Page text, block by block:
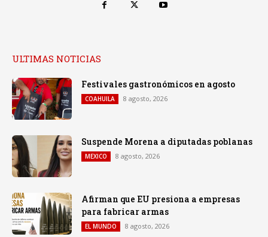
ULTIMAS NOTICIAS
Festivales gastronómicos en agosto
COAHUILA 8 agosto, 2026
Suspende Morena a diputadas poblanas
MEXICO 8 agosto, 2026
Afirman que EU presiona a empresas
para fabricar armas
EL MUNDO 8 agosto, 2026